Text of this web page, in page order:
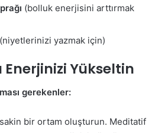
(bolluk enerjisini arttırmak
(niyetlerinizi yazmak için)
Enerjinizi Yükseltin
gerekenler:
bir ortam oluşturun. Meditatif